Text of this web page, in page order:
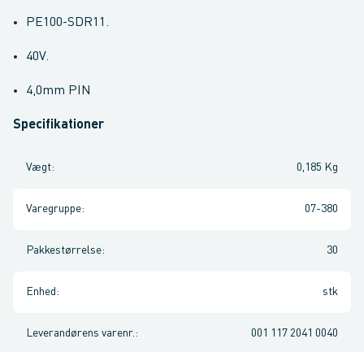
PE100-SDR11.
40V.
4,0mm PIN
Specifikationer
Vægt: 0,185 Kg
Varegruppe: 07-380
Pakkestørrelse: 30
Enhed : stk
Leverandørens varenr. : 001 117 2041 0040